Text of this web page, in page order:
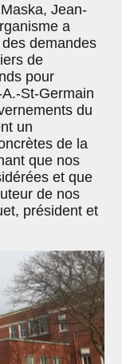
Jean-
a
demandes
de
pour
St-Germain
du
un
de la
que nos
et que
de nos
président et